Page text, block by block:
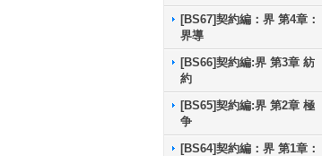
[BS67]契約編：界 第4章：
界導
[BS66]契約編:界 第3章 紡
約
[BS65]契約編:界 第2章 極
争
[BS64]契約編：界 第1章：